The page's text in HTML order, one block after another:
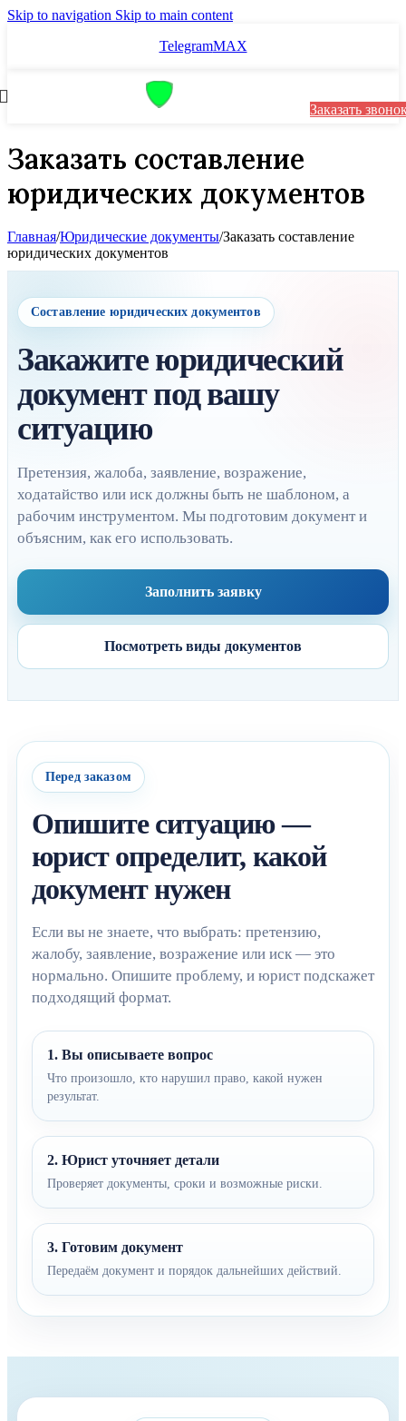
Skip to navigation Skip to main content
TelegramMAX
Заказать
Заказать составление
юридических документов
Главная/Юридические документы/Заказать составление
юридических документов
Составление юридических документов
Закажите юридический
документ под вашу
ситуацию
Претензия, жалоба, заявление, возражение,
ходатайство или иск должны быть не шаблоном, а
рабочим инструментом. Мы подготовим документ и
объясним, как его использовать.
Заполнить заявку
Посмотреть виды документов
Перед заказом
Опишите ситуацию —
юрист определит, какой
документ нужен
Если вы не знаете, что выбрать: претензию,
жалобу, заявление, возражение или иск — это
нормально. Опишите проблему, и юрист подскажет
подходящий формат.
1. Вы описываете вопрос
Что произошло, кто нарушил право, какой нужен
результат.
2. Юрист уточняет детали
Проверяет документы, сроки и возможные риски.
3. Готовим документ
Передаём документ и порядок дальнейших действий.